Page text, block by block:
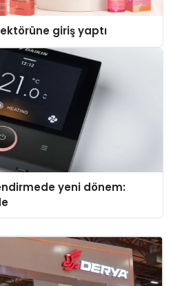
giriş yaptı
yeni dönem: